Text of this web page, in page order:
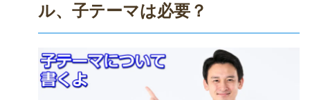
ル、子テーマは必要？